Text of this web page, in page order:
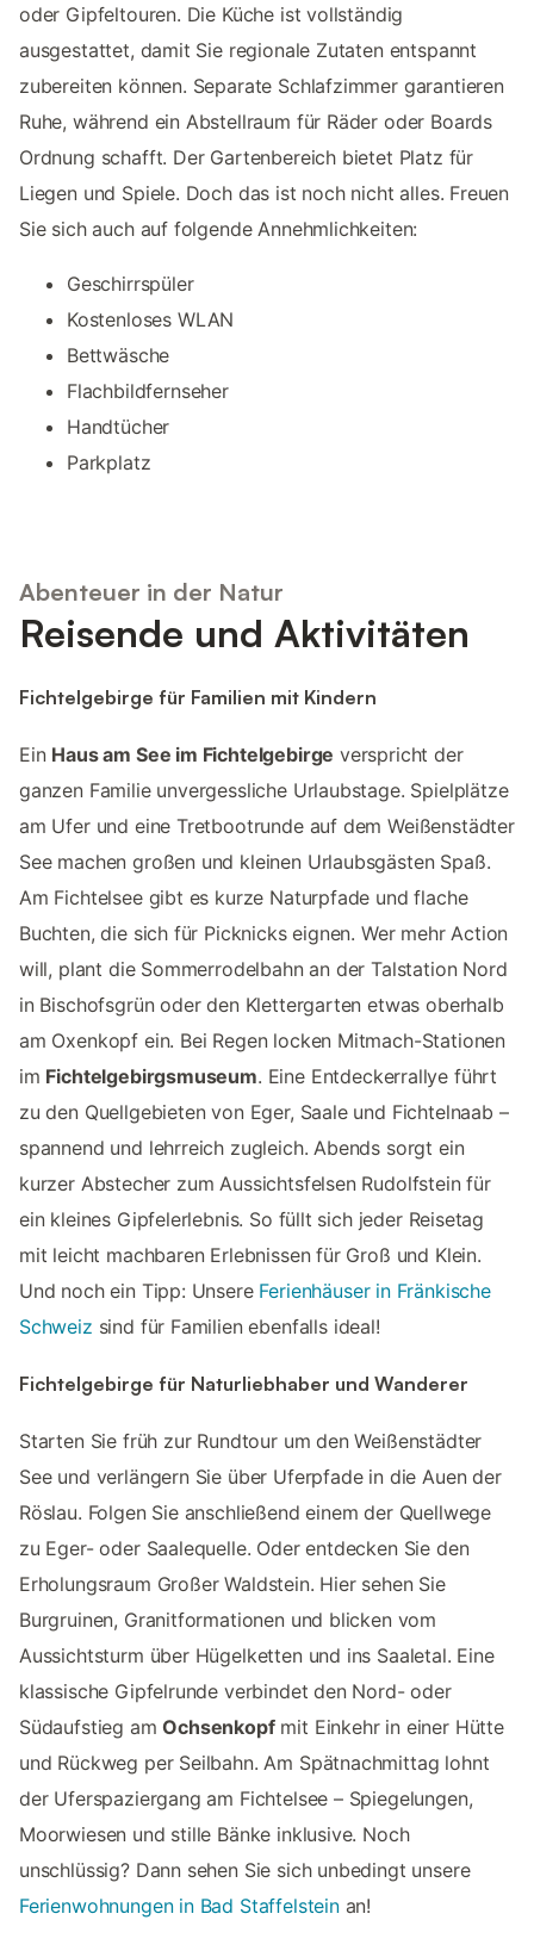
oder Gipfeltouren. Die Küche ist vollständig
ausgestattet, damit Sie regionale Zutaten entspannt
zubereiten können. Separate Schlafzimmer garantieren
Ruhe, während ein Abstellraum für Räder oder Boards
Ordnung schafft. Der Gartenbereich bietet Platz für
Liegen und Spiele. Doch das ist noch nicht alles. Freuen
Sie sich auch auf folgende Annehmlichkeiten:
Geschirrspüler
Kostenloses WLAN
Bettwäsche
Flachbildfernseher
Handtücher
Parkplatz
Abenteuer in der Natur
Reisende und Aktivitäten
Fichtelgebirge für Familien mit Kindern
Ein Haus am See im Fichtelgebirge verspricht der
ganzen Familie unvergessliche Urlaubstage. Spielplätze
am Ufer und eine Tretbootrunde auf dem Weißenstädter
See machen großen und kleinen Urlaubsgästen Spaß.
Am Fichtelsee gibt es kurze Naturpfade und flache
Buchten, die sich für Picknicks eignen. Wer mehr Action
will, plant die Sommerrodelbahn an der Talstation Nord
in Bischofsgrün oder den Klettergarten etwas oberhalb
am Oxenkopf ein. Bei Regen locken Mitmach-Stationen
im Fichtelgebirgsmuseum. Eine Entdeckerrallye führt
zu den Quellgebieten von Eger, Saale und Fichtelnaab –
spannend und lehrreich zugleich. Abends sorgt ein
kurzer Abstecher zum Aussichtsfelsen Rudolfstein für
ein kleines Gipfelerlebnis. So füllt sich jeder Reisetag
mit leicht machbaren Erlebnissen für Groß und Klein.
Und noch ein Tipp: Unsere Ferienhäuser in Fränkische
Schweiz sind für Familien ebenfalls ideal!
Fichtelgebirge für Naturliebhaber und Wanderer
Starten Sie früh zur Rundtour um den Weißenstädter
See und verlängern Sie über Uferpfade in die Auen der
Röslau. Folgen Sie anschließend einem der Quellwege
zu Eger- oder Saalequelle. Oder entdecken Sie den
Erholungsraum Großer Waldstein. Hier sehen Sie
Burgruinen, Granitformationen und blicken vom
Aussichtsturm über Hügelketten und ins Saaletal. Eine
klassische Gipfelrunde verbindet den Nord- oder
Südaufstieg amOchsenkopfmit Einkehr in einer Hütte
und Rückweg per Seilbahn. Am Spätnachmittag lohnt
der Uferspaziergang am Fichtelsee – Spiegelungen,
Moorwiesen und stille Bänke inklusive. Noch
unschlüssig? Dann sehen Sie sich unbedingt unsere
Ferienwohnungen in Bad Staffelsteinan!